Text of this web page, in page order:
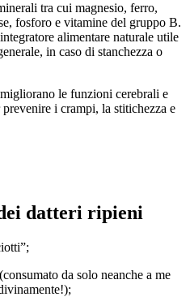
tra cui magnesio, ferro,
fosforo e vitamine del gruppo B.
alimentare naturale utile
in caso di stanchezza o
le funzioni cerebrali e
i crampi, la stitichezza e
datteri ripieni
da solo neanche a me